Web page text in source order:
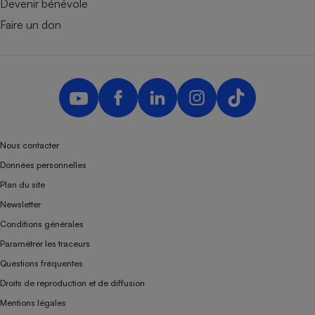
Devenir bénévole
Faire un don
Nous contacter
Données personnelles
Plan du site
Newsletter
Conditions générales
Paramétrer les traceurs
Questions fréquentes
Droits de reproduction et de diffusion
Mentions légales